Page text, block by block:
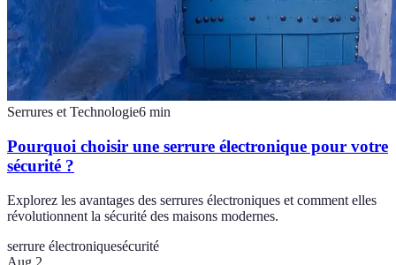
Serrures et Technologie6 min
Pourquoi choisir une serrure électronique pour votre
sécurité ?
Explorez les avantages des serrures électroniques et comment elles
révolutionnent la sécurité des maisons modernes.
serrure électroniquesécurité
Aug 2